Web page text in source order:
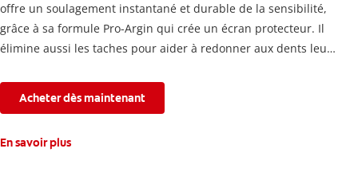
offre un soulagement instantané et durable de la sensibilité,
grâce à sa formule Pro-Argin qui crée un écran protecteur. Il
élimine aussi les taches pour aider à redonner aux dents leur
connaissez.
Acheter dès maintenant
En savoir plus